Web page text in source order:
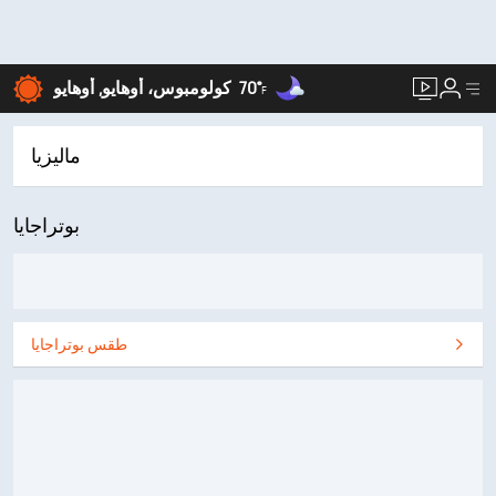
كولومبوس، أوهايو, أوهايو 70°F
ماليزيا
بوتراجايا
طقس بوتراجايا